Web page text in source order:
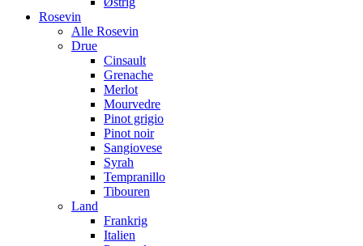
Rosevin
Alle Rosevin
Drue
Cinsault
Grenache
Merlot
Mourvedre
Pinot grigio
Pinot noir
Sangiovese
Syrah
Tempranillo
Tibouren
Land
Frankrig
Italien